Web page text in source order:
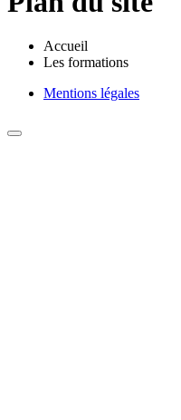
Accueil
Les formations
Mentions légales